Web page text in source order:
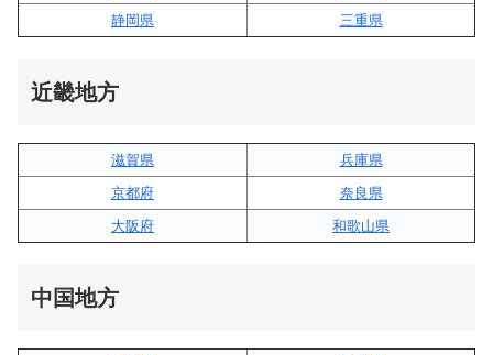
静岡県
三重県
近畿地方
滋賀県
兵庫県
京都府
奈良県
大阪府
和歌山県
中国地方